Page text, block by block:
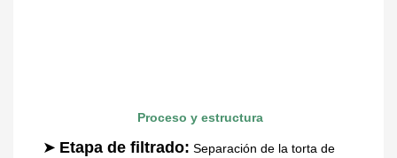
Proceso y estructura
➤ Etapa de filtrado: Separación de la torta de